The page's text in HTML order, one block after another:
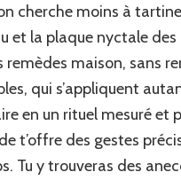
cherche moins à
et la plaque nyctale des
maison, sans
qui s’appliquent
en un rituel mesuré et
t’offre des gestes
Tu y trouveras des